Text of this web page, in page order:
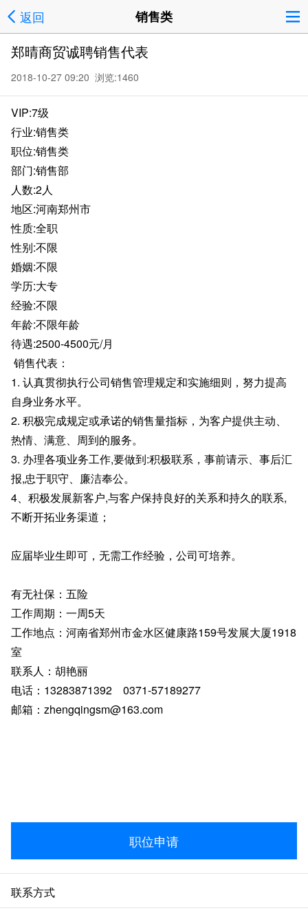
返回 销售类
郑晴商贸诚聘销售代表
2018-10-27 09:20 浏览:1460
VIP:7级
行业:销售类
职位:销售类
部门:销售部
人数:2人
地区:河南郑州市
性质:全职
性别:不限
婚姻:不限
学历:大专
经验:不限
年龄:不限年龄
待遇:2500-4500元/月
销售代表：
1. 认真贯彻执行公司销售管理规定和实施细则，努力提高
自身业务水平。
2. 积极完成规定或承诺的销售量指标，为客户提供主动、
热情、满意、周到的服务。
3. 办理各项业务工作,要做到:积极联系，事前请示、事后汇
报,忠于职守、廉洁奉公。
4、积极发展新客户,与客户保持良好的关系和持久的联系,
不断开拓业务渠道；
应届毕业生即可，无需工作经验，公司可培养。
有无社保：五险
工作周期：一周5天
工作地点：河南省郑州市金水区健康路159号发展大厦1918
室
联系人：胡艳丽
电话：13283871392 0371-57189277
邮箱：zhengqingsm@163.com
职位申请
联系方式